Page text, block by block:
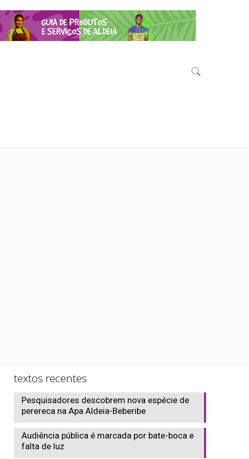
textos recentes
Pesquisadores descobrem nova espécie de
perereca na Apa Aldeia-Beberibe
Audiência pública é marcada por bate-boca e
falta de luz